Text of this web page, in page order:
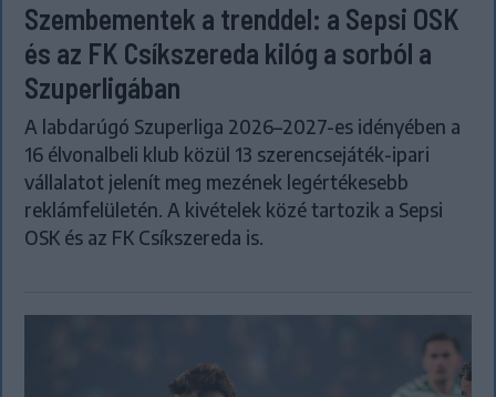
Szembementek a trenddel: a Sepsi OSK
és az FK Csíkszereda kilóg a sorból a
Szuperligában
A labdarúgó Szuperliga 2026–2027-es idényében a
16 élvonalbeli klub közül 13 szerencsejáték-ipari
vállalatot jelenít meg mezének legértékesebb
reklámfelületén. A kivételek közé tartozik a Sepsi
OSK és az FK Csíkszereda is.